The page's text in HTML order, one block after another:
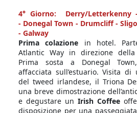
4° Giorno: Derry/Letterkenny
- Donegal Town - Drumcliff -
- Galway
Prima colazione in hotel.
Atlantic Way in direzione
Prima sosta a Donegal
affacciata sull’estuario. Visita
del tweed irlandese, il Triona
una breve dimostrazione
e degustare un Irish Coffee
disposizione per una